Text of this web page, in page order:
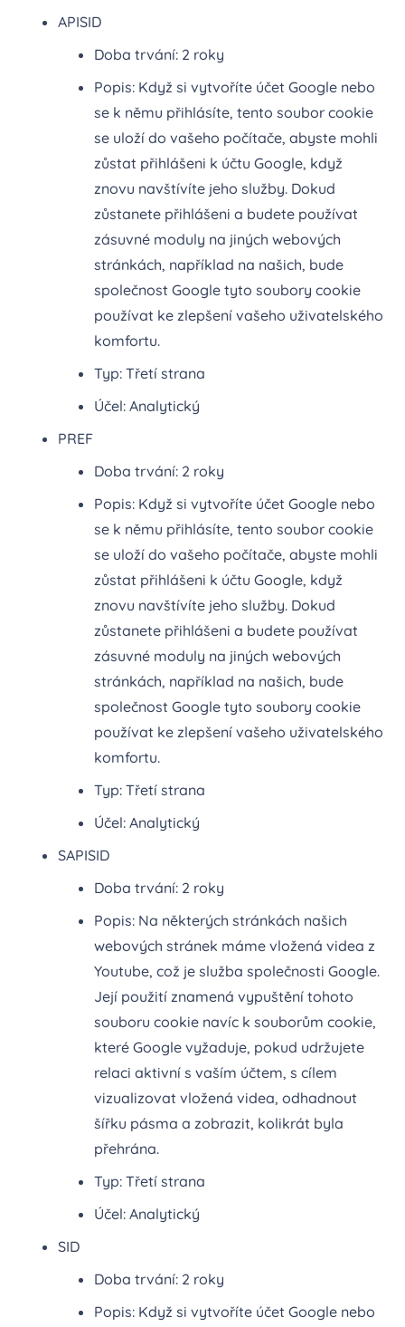
APISID
Doba trvání: 2 roky
Popis: Když si vytvoříte účet Google nebo
se k němu přihlásíte, tento soubor cookie
se uloží do vašeho počítače, abyste mohli
zůstat přihlášeni k účtu Google, když
znovu navštívíte jeho služby. Dokud
zůstanete přihlášeni a budete používat
zásuvné moduly na jiných webových
stránkách, například na našich, bude
společnost Google tyto soubory cookie
používat ke zlepšení vašeho uživatelského
komfortu.
Typ: Třetí strana
Účel: Analytický
PREF
Doba trvání: 2 roky
Popis: Když si vytvoříte účet Google nebo
se k němu přihlásíte, tento soubor cookie
se uloží do vašeho počítače, abyste mohli
zůstat přihlášeni k účtu Google, když
znovu navštívíte jeho služby. Dokud
zůstanete přihlášeni a budete používat
zásuvné moduly na jiných webových
stránkách, například na našich, bude
společnost Google tyto soubory cookie
používat ke zlepšení vašeho uživatelského
komfortu.
Typ: Třetí strana
Účel: Analytický
SAPISID
Doba trvání: 2 roky
Popis: Na některých stránkách našich
webových stránek máme vložená videa z
Youtube, což je služba společnosti Google.
Její použití znamená vypuštění tohoto
souboru cookie navíc k souborům cookie,
které Google vyžaduje, pokud udržujete
relaci aktivní s vaším účtem, s cílem
vizualizovat vložená videa, odhadnout
šířku pásma a zobrazit, kolikrát byla
přehrána.
Typ: Třetí strana
Účel: Analytický
SID
Doba trvání: 2 roky
Popis: Když si vytvoříte účet Google nebo